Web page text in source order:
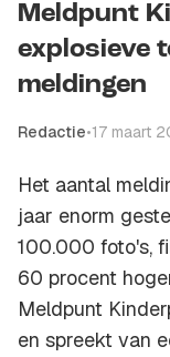
Meldpunt
explosieve
meldingen
Redactie•17 maart
Het aantal
jaar enorm
100.000 foto's,
60 procent
Meldpunt
en spreekt van